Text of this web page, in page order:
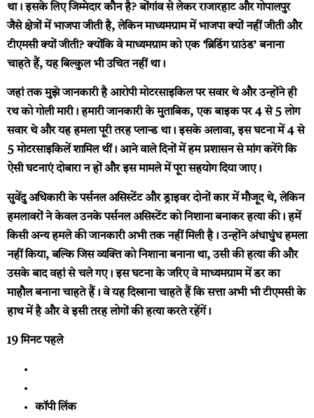
था। इसके लिए जिम्मेदार कौन है? बोंगांव से लेकर राजारहाट और गोपालपुर
जैसे क्षेत्रों में भाजपा जीती है, लेकिन माध्यमग्राम में भाजपा क्यों नहीं जीती और
टीएमसी क्यों जीती? क्योंकि वे माध्यमग्राम को एक ‘ब्रिडिंग ग्राउंड’ बनाना
चाहते हैं, यह बिल्कुल भी उचित नहीं था।
जहां तक मुझे जानकारी है आरोपी मोटरसाइकिल पर सवार थे और उन्होंने ही
रथ को गोली मारी। हमारी जानकारी के मुताबिक, एक बाइक पर 4 से 5 लोग
सवार थे और यह हमला पूरी तरह प्लान्ड था। इसके अलावा, इस घटना में 4 से
5 मोटरसाइकिलें शामिल थीं। आने वाले दिनों में हम प्रशासन से मांग करेंगे कि
ऐसी घटनाएं दोबारा न हों और इस मामले में पूरा सहयोग दिया जाए।
सुवेंदु अधिकारी के पर्सनल असिस्टेंट और ड्राइवर दोनों कार में मौजूद थे, लेकिन
हमलावरों ने केवल उनके पर्सनल असिस्टेंट को निशाना बनाकर हत्या की। हमें
किसी अन्य हमले की जानकारी अभी तक नहीं मिली है। उन्होंने अंधाधुंध हमला
नहीं किया, बल्कि जिस व्यक्ति को निशाना बनाना था, उसी की हत्या की और
उसके बाद वहां से चले गए। इस घटना के जरिए वे माध्यमग्राम में डर का
माहौल बनाना चाहते हैं। वे यह दिखाना चाहते हैं कि सत्ता अभी भी टीएमसी के
हाथ में है और वे इसी तरह लोगों की हत्या करते रहेंगें।
19 मिनट पहले
कॉपी लिंक